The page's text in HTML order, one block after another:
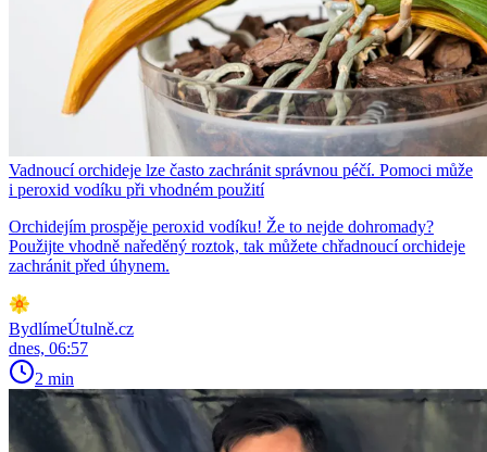
Vadnoucí orchideje lze často zachránit správnou péčí. Pomoci může
i peroxid vodíku při vhodném použití
Orchidejím prospěje peroxid vodíku! Že to nejde dohromady?
Použijte vhodně naředěný roztok, tak můžete chřadnoucí orchideje
zachránit před úhynem.
BydlímeÚtulně.cz
dnes, 06:57
2 min